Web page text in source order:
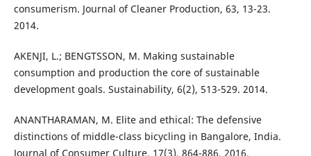
consumerism. Journal of Cleaner Production, 63, 13-23.
2014.
AKENJI, L.; BENGTSSON, M. Making sustainable
consumption and production the core of sustainable
development goals. Sustainability, 6(2), 513-529. 2014.
ANANTHARAMAN, M. Elite and ethical: The defensive
distinctions of middle-class bicycling in Bangalore, India.
Journal of Consumer Culture, 17(3), 864-886. 2016.